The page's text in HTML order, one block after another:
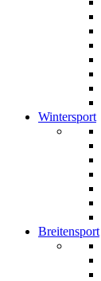
Wintersport
Breitensport